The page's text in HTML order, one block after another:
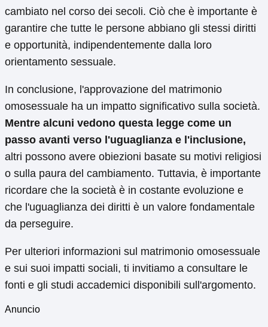
cambiato nel corso dei secoli. Ciò che è importante è
garantire che tutte le persone abbiano gli stessi diritti
e opportunità, indipendentemente dalla loro
orientamento sessuale.
In conclusione, l'approvazione del matrimonio
omosessuale ha un impatto significativo sulla società.
Mentre alcuni vedono questa legge come un
passo avanti verso l'uguaglianza e l'inclusione,
altri possono avere obiezioni basate su motivi religiosi
o sulla paura del cambiamento. Tuttavia, è importante
ricordare che la società è in costante evoluzione e
che l'uguaglianza dei diritti è un valore fondamentale
da perseguire.
Per ulteriori informazioni sul matrimonio omosessuale
e sui suoi impatti sociali, ti invitiamo a consultare le
fonti e gli studi accademici disponibili sull'argomento.
Anuncio